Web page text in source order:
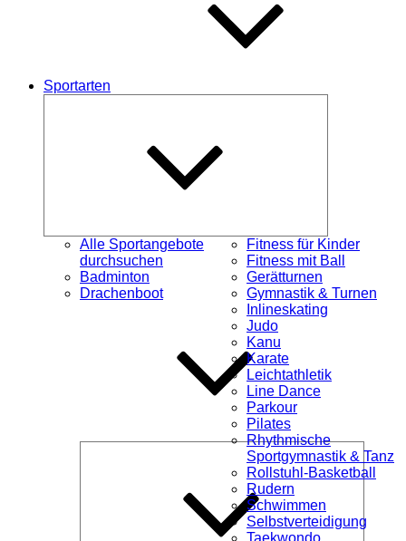
Sportarten
Alle Sportangebote
durchsuchen
Badminton
Drachenboot
öffnen
Fitness für Kinder
Fitness mit Ball
Gerätturnen
Gymnastik & Turnen
Inlineskating
Judo
Kanu
Karate
Leichtathletik
Line Dance
Parkour
Pilates
Rhythmische
Sportgymnastik & Tanz
Rollstuhl-Basketball
Rudern
Schwimmen
Selbstverteidigung
Taekwondo